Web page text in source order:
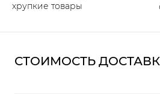
хрупкие товары
СТОИМОСТЬ